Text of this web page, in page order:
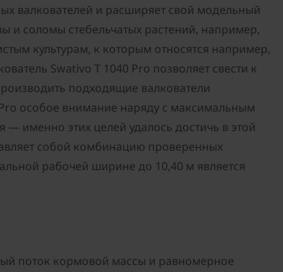
валкователей и расширяет свой модельный
и соломы стебельчатых растений, например,
культурам, к которым относятся например,
Swativo T 1040 Pro позволяет свести к
подходящие валкователи
особое внимание наряду с максимальным
именно этих целей удалось достичь в этой
собой комбинацию проверенных
рабочей ширине до 10,40 м является
поток кормовой массы и равномерное